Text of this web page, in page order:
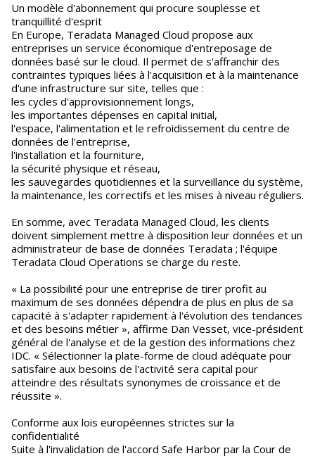
Un modèle d'abonnement qui procure souplesse et
tranquillité d'esprit
En Europe, Teradata Managed Cloud propose aux
entreprises un service économique d'entreposage de
données basé sur le cloud. Il permet de s'affranchir des
contraintes typiques liées à l'acquisition et à la maintenance
d'une infrastructure sur site, telles que :
les cycles d'approvisionnement longs,
les importantes dépenses en capital initial,
l'espace, l'alimentation et le refroidissement du centre de
données de l'entreprise,
l'installation et la fourniture,
la sécurité physique et réseau,
les sauvegardes quotidiennes et la surveillance du système,
la maintenance, les correctifs et les mises à niveau réguliers.
En somme, avec Teradata Managed Cloud, les clients
doivent simplement mettre à disposition leur données et un
administrateur de base de données Teradata ; l'équipe
Teradata Cloud Operations se charge du reste.
« La possibilité pour une entreprise de tirer profit au
maximum de ses données dépendra de plus en plus de sa
capacité à s'adapter rapidement à l'évolution des tendances
et des besoins métier », affirme Dan Vesset, vice-président
général de l'analyse et de la gestion des informations chez
IDC. « Sélectionner la plate-forme de cloud adéquate pour
satisfaire aux besoins de l'activité sera capital pour
atteindre des résultats synonymes de croissance et de
réussite ».
Conforme aux lois européennes strictes sur la
confidentialité
Suite à l'invalidation de l'accord Safe Harbor par la Cour de